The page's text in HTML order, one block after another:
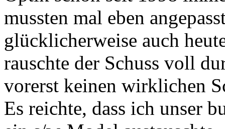
mussten mal eben
glücklicherweise auch
rauschte der Schuss voll
vorerst keinen wirklichen
Es reichte, dass ich unser